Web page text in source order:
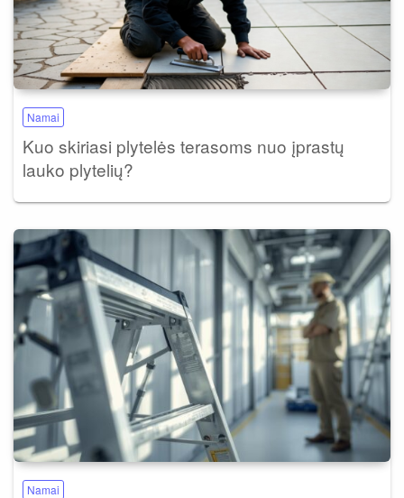
Namai
Kuo skiriasi plytelės terasoms nuo įprastų
lauko plytelių?
Namai